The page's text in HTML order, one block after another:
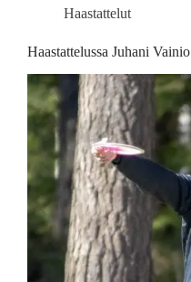
Haastattelut
Haastattelussa Juhani Vainio